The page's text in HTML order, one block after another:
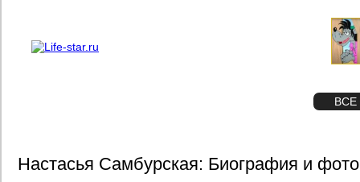
ВСЕ
Настасья Самбурская: Биография и